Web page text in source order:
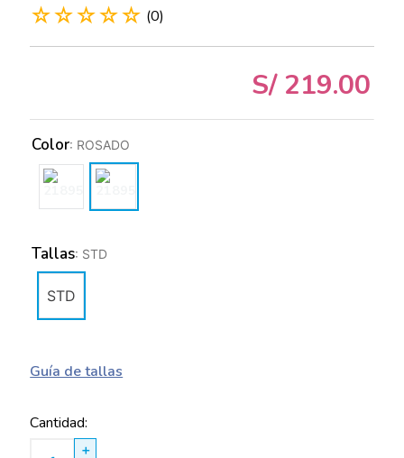
☆☆☆☆☆ (0)
S/ 219.00
Tallas: STD
STD
Color: ROSADO
Guía de tallas
Cantidad
＋